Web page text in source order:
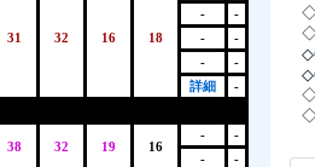
31 32 16 18
-
-
-
-
-
-
詳細
-
38 32 19 16
-
-
- -
◇
◇